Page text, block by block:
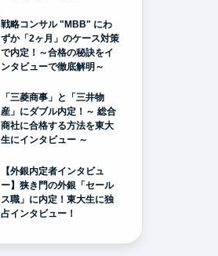
戦略コンサル "MBB" にわ
ずか「2ヶ月」のケース対策
で内定！～合格の秘訣をイ
ンタビューで徹底解明～
「三菱商事」と「三井物
産」にダブル内定！～ 総合
商社に合格する方法を東大
生にインタビュー ～
【外銀内定者インタビュ
ー】狭き門の外銀「セール
ス職」に内定！東大生に独
占インタビュー！